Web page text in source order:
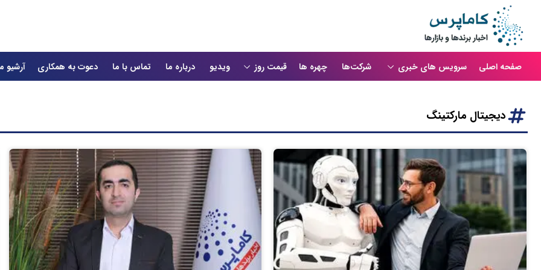
صفحه اصلی سرویس های خبری شرکت‌ها چهره ها قیمت روز ویدیو درباره ما تماس با ما دعوت به همکاری آرشیو
دیجیتال مارکتینگ